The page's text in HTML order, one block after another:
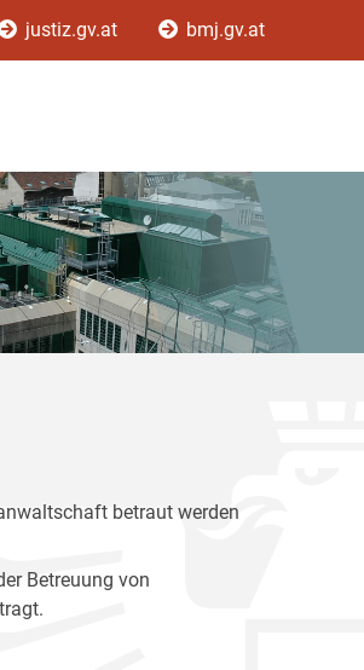
justiz.gv.at bmj.gv.at
betraut werden
Betreuung von